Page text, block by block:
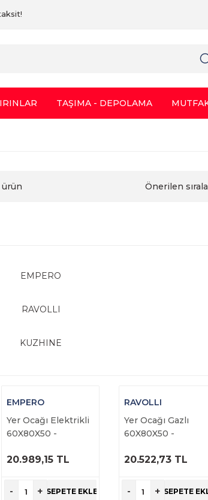
TAŞIMA - DEPOLAMA
ürün
EMPERO
RAVOLLI
KUZHINE
EMPERO
Yer Ocağı Elektrikli
60X80X50 -
20.989,15 TL
- + SEPETE EKLE
RAVOLLI
Yer Ocağı Gazlı
60X80X50 -
20.522,73 TL
- + SEPETE